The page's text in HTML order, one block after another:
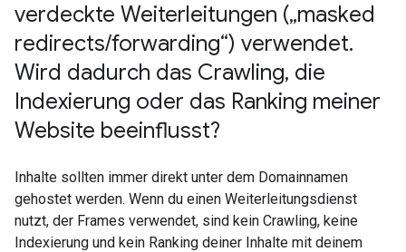
verdeckte Weiterleitungen („masked
redirects/forwarding“) verwendet.
Wird dadurch das Crawling, die
Indexierung oder das Ranking meiner
Website beeinflusst?
Inhalte sollten immer direkt unter dem Domainnamen
gehostet werden. Wenn du einen Weiterleitungsdienst
nutzt, der Frames verwendet, sind kein Crawling, keine
Indexierung und kein Ranking deiner Inhalte mit deinem